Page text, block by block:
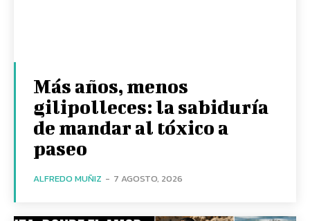
Más años, menos
gilipolleces: la sabiduría
de mandar al tóxico a
paseo
ALFREDO MUÑIZ - 7 AGOSTO, 2026